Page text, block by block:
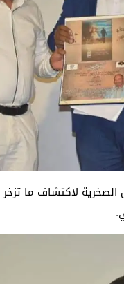
لاكتشاف ما